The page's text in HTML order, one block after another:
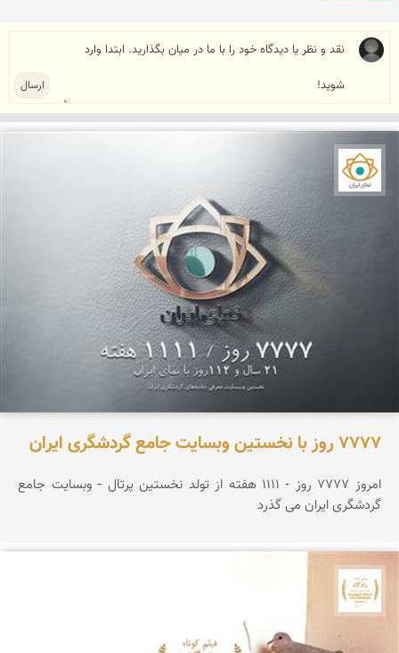
۷۷۷۷ روز با نخستین وبسایت جامع گردشگری ایران
امروز ۷۷۷۷ روز - ۱۱۱۱ هفته از تولد نخستین پرتال - وبسایت جامع
گردشگری ایران می گذرد